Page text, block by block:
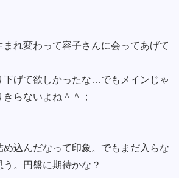
れ変わって容子さんに会ってあげて
下げて欲しかったな…でもメインじゃ
らないよね＾＾；
込んだなって印象。でもまだ入らな
。円盤に期待かな？